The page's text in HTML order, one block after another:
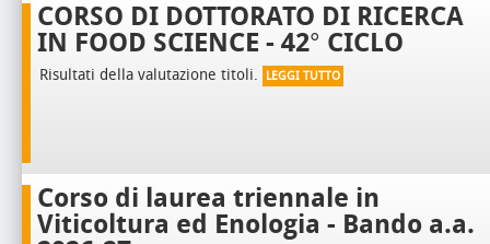
CORSO DI DOTTORATO DI RICERCA
IN FOOD SCIENCE - 42° CICLO
Risultati della valutazione titoli. LEGGI TUTTO
Corso di laurea triennale in
Viticoltura ed Enologia - Bando a.a.